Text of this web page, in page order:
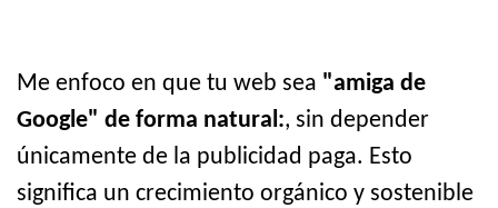
Me enfoco en que tu web sea "amiga de
Google" de forma natural:, sin depender
únicamente de la publicidad paga. Esto
significa un crecimiento orgánico y sostenible